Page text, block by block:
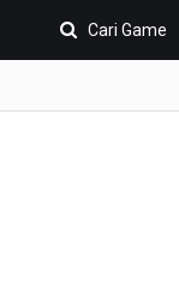
Cari Game